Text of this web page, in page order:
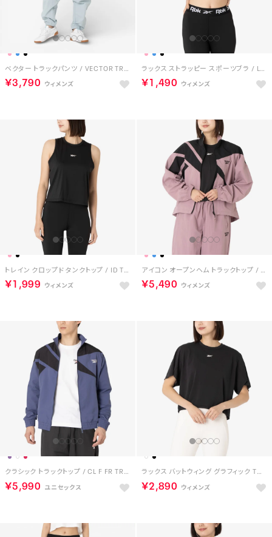
ベクター トラックパンツ / VECTOR TRACK PANT （ブルー）
￥3,790
ラックス ストラッピー スポーツブラ / LUX STRAPPY SPORTS BRA （ブルー）
￥1,490
トレイン クロップド タンクトップ / ID TRAIN CROPPED TANK （ブラック）
￥1,999
アイコン オープンヘム トラックトップ / WOMEN'S ICON OPEN HEM TRACKTOP （ピンク）
￥5,490
クラシック トラックトップ / CL F FR TRACKTOP （パープル/ブラック）
￥5,990
ラックス バットウィング グラフィック Tシャツ / LUX BATWING GRAPHIC T-SHIRT （ブラック）
￥2,890